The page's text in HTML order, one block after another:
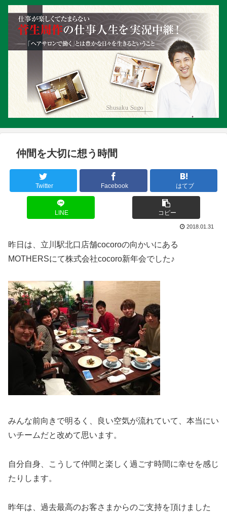
仲間を大切に想う時間
Twitter Facebook はてブ
LINE コピー
2018.01.31
昨日は、立川駅北口店舗cocoroの向かいにある
MOTHERSにて株式会社cocoro新年会でした♪
みんな前向きで明るく、良い空気が流れていて、本当にい
いチームだと改めて思います。
自分自身、こうして仲間と楽しく過ごす時間に幸せを感じ
たりします。
昨年は、過去最高のお客さまからのご支持を頂けました